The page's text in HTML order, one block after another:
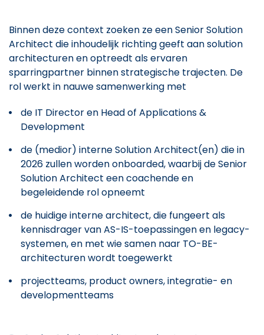
Binnen deze context zoeken ze een Senior Solution
Architect die inhoudelijk richting geeft aan solution
architecturen en optreedt als ervaren
sparringpartner binnen strategische trajecten. De
rol werkt in nauwe samenwerking met
de IT Director en Head of Applications &
Development
de (medior) interne Solution Architect(en) die in
2026 zullen worden onboarded, waarbij de Senior
Solution Architect een coachende en
begeleidende rol opneemt
de huidige interne architect, die fungeert als
kennisdrager van AS-IS-toepassingen en legacy-
systemen, en met wie samen naar TO-BE-
architecturen wordt toegewerkt
projectteams, product owners, integratie- en
developmentteams